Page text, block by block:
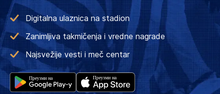
Digitalna ulaznica na stadion
Zanimljiva takmičenja i vredne nagrade
Najsvežije vesti i meč centar